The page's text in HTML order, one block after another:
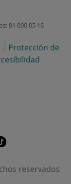
91 090 05 16
Protección de
Enlace
aplicación
reservados